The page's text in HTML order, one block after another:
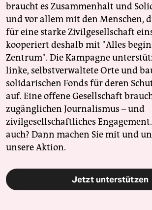
braucht es Zusammenhalt und
und vor allem mit den Menschen,
für eine starke Zivilgesellschaft
kooperiert deshalb mit "Alles
Zentrum". Die Kampagne
linke, selbstverwaltete Orte und
solidarischen Fonds für deren
auf. Eine offene Gesellschaft
zugänglichen Journalismus – und
zivilgesellschaftliches
auch? Dann machen Sie mit und
unsere Aktion.
Jetzt unterstützen